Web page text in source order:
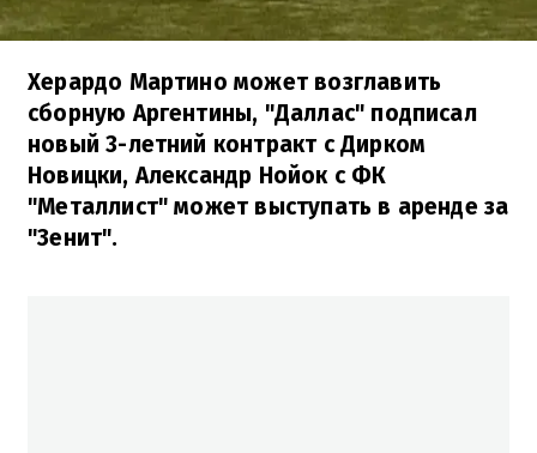
Херардо Мартино может возглавить
сборную Аргентины, "Даллас" подписал
новый 3-летний контракт с Дирком
Новицки, Александр Нойок с ФК
"Металлист" может выступать в аренде за
"Зенит".